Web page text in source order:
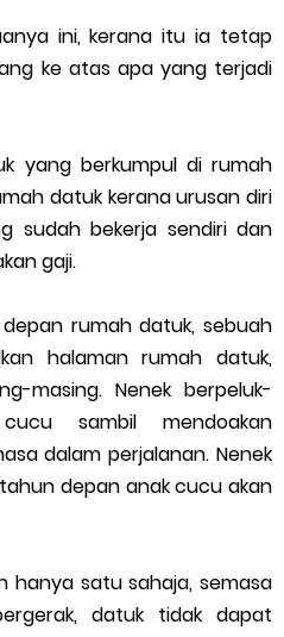
ini, kerana itu ia tetap
ke atas apa yang terjadi
yang berkumpul di rumah
datuk kerana urusan diri
sudah bekerja sendiri dan
gaji.
rumah datuk, sebuah
halaman rumah datuk,
masing. Nenek berpeluk-
sambil mendoakan
dalam perjalanan. Nenek
depan anak cucu akan
hanya satu sahaja, semasa
datuk tidak dapat